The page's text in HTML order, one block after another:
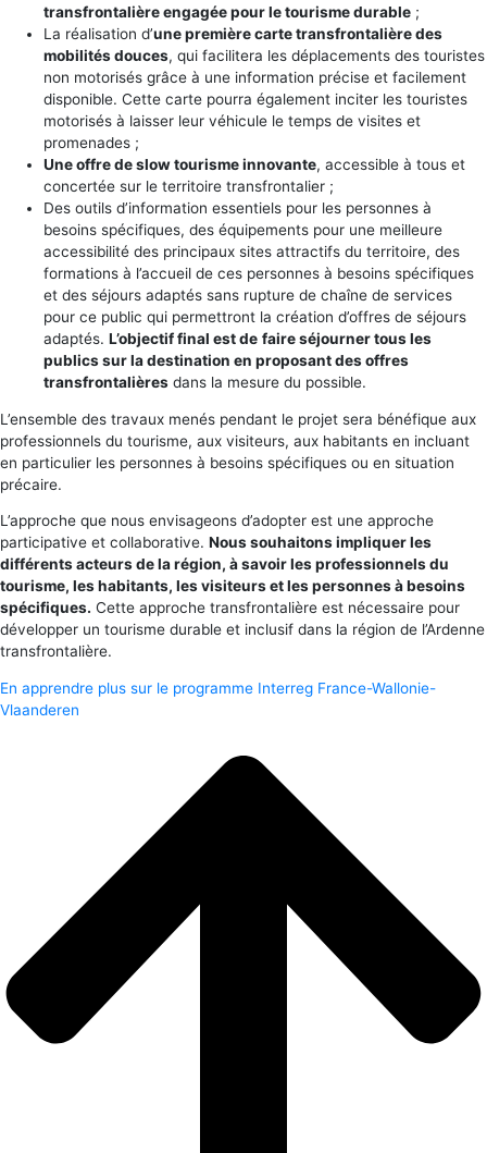
transfrontalière engagée pour le tourisme durable ;
La réalisation d’une première carte transfrontalière des
mobilités douces, qui facilitera les déplacements des touristes
non motorisés grâce à une information précise et facilement
disponible. Cette carte pourra également inciter les touristes
motorisés à laisser leur véhicule le temps de visites et
promenades ;
Une offre de slow tourisme innovante, accessible à tous et
concertée sur le territoire transfrontalier ;
Des outils d’information essentiels pour les personnes à
besoins spécifiques, des équipements pour une meilleure
accessibilité des principaux sites attractifs du territoire, des
formations à l’accueil de ces personnes à besoins spécifiques
et des séjours adaptés sans rupture de chaîne de services
pour ce public qui permettront la création d’offres de séjours
adaptés. L’objectif final est de faire séjourner tous les
publics sur la destination en proposant des offres
transfrontalières dans la mesure du possible.
L’ensemble des travaux menés pendant le projet sera bénéfique aux
professionnels du tourisme, aux visiteurs, aux habitants en incluant
en particulier les personnes à besoins spécifiques ou en situation
précaire.
L’approche que nous envisageons d’adopter est une approche
participative et collaborative. Nous souhaitons impliquer les
différents acteurs de la région, à savoir les professionnels du
tourisme, les habitants, les visiteurs et les personnes à besoins
spécifiques. Cette approche transfrontalière est nécessaire pour
développer un tourisme durable et inclusif dans la région de l’Ardenne
transfrontalière.
En apprendre plus sur le programme Interreg France-Wallonie-
Vlaanderen